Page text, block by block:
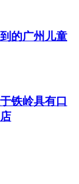
的广州儿童
铁岭具有口